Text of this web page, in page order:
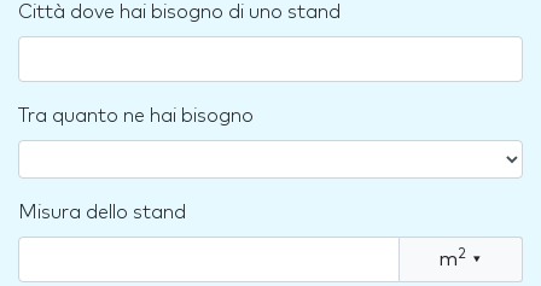
Città dove hai bisogno di uno stand
Tra quanto ne hai bisogno
Misura dello stand
m2 ▾